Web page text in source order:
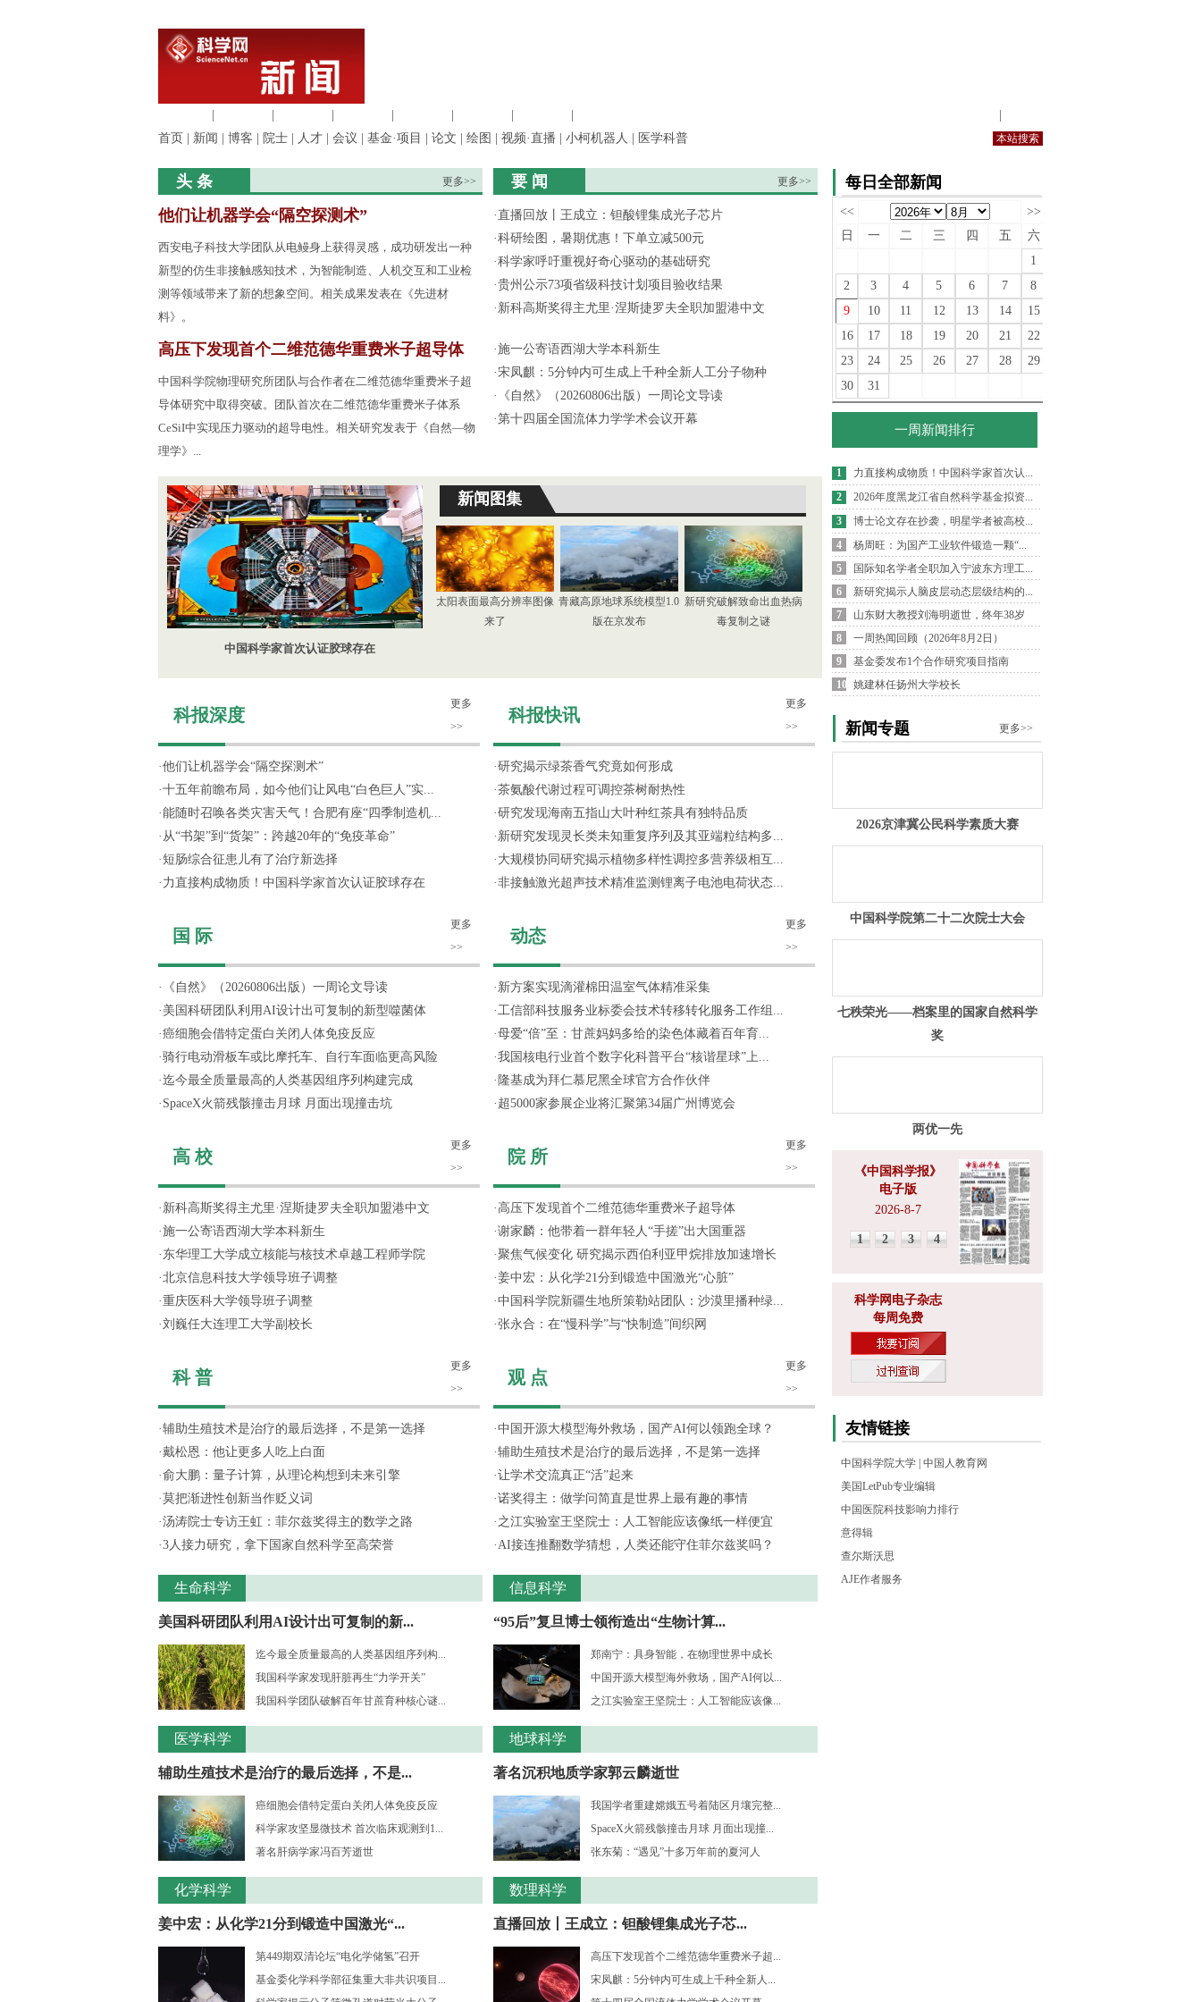
首页
新闻 博客 院士 人才 会议 基金·项目 论文 绘图 视频·直播 小柯机器人 医学科普
头 条 更多>>
他们让机器学会“隔空探测术”
西安电子科技大学团队从电鳗身上获得灵感，成功研发出一种
新型的仿生非接触感知技术，为智能制造、人机交互和工业检
测等领域带来了新的想象空间。相关成果发表在《先进材
料》。
高压下发现首个二维范德华重费米子超导体
中国科学院物理研究所团队与合作者在二维范德华重费米子超
导体研究中取得突破。团队首次在二维范德华重费米子体系
CeSiI中实现压力驱动的超导电性。相关研究发表于《自然—物
理学》...
要 闻 更多>>
·直播回放丨王成立：钽酸锂集成光子芯片
·科研绘图，暑期优惠！下单立减500元
·科学家呼吁重视好奇心驱动的基础研究
·贵州公示73项省级科技计划项目验收结果
· 新科高斯奖得主尤里·涅斯捷罗夫全职加盟港中文
·施一公寄语西湖大学本科新生
·宋凤麒：5分钟内可生成上千种全新人工分子物种
·
《自然》（20260806出版）一周论文导读
·第十四届全国流体力学学术会议开幕
中国科学家首次认证胶球存在
新闻图集
太阳表面最高分辨率图像
来了
青藏高原地球系统模型1.0
版在京发布
新研究破解致命出血热病
毒复制之谜
科报深度
更多
>>
·他们让机器学会“隔空探测术”
·十五年前瞻布局，如今他们让风电“白色巨人”实...
·能随时召唤各类灾害天气！合肥有座“四季制造机...
· 从“书架”到“货架”：跨越20年的“免疫革命”
· 短肠综合征患儿有了治疗新选择
· 力直接构成物质！中国科学家首次认证胶球存在
国 际
更多
>>
·
《自然》（20260806出版）一周论文导读
· 美国科研团队利用AI设计出可复制的新型噬菌体
·癌细胞会借特定蛋白关闭人体免疫反应
·骑行电动滑板车或比摩托车、自行车面临更高风险
·迄今最全质量最高的人类基因组序列构建完成
· SpaceX火箭残骸撞击月球 月面出现撞击坑
高 校
更多
>>
· 新科高斯奖得主尤里·涅斯捷罗夫全职加盟港中文
·施一公寄语西湖大学本科新生
· 东华理工大学成立核能与核技术卓越工程师学院
·北京信息科技大学领导班子调整
·重庆医科大学领导班子调整
·刘巍任大连理工大学副校长
科 普
更多
>>
·辅助生殖技术是治疗的最后选择，不是第一选择
·戴松恩：他让更多人吃上白面
·俞大鹏：量子计算，从理论构想到未来引擎
·莫把渐进性创新当作贬义词
·汤涛院士专访王虹：菲尔兹奖得主的数学之路
·3人接力研究，拿下国家自然科学至高荣誉
生命科学
美国科研团队利用AI设计出可复制的新...
迄今最全质量最高的人类基因组序列构...
我国科学家发现肝脏再生“力学开关”
我国科学团队破解百年甘蔗育种核心谜...
医学科学
辅助生殖技术是治疗的最后选择，不是...
癌细胞会借特定蛋白关闭人体免疫反应
科学家攻坚显微技术 首次临床观测到1...
著名肝病学家冯百芳逝世
化学科学
姜中宏：从化学21分到锻造中国激光“...
第449期双清论坛“电化学储氢”召开
基金委化学科学部征集重大非共识项目...
科报快讯
更多
>>
·研究揭示绿茶香气究竟如何形成
·茶氨酸代谢过程可调控茶树耐热性
·研究发现海南五指山大叶种红茶具有独特品质
· 新研究发现灵长类未知重复序列及其亚端粒结构多...
· 大规模协同研究揭示植物多样性调控多营养级相互...
·非接触激光超声技术精准监测锂离子电池电荷状态...
动态
更多
>>
· 新方案实现滴灌棉田温室气体精准采集
·工信部科技服务业标委会技术转移转化服务工作组...
·母爱“倍”至：甘蔗妈妈多给的染色体藏着百年育...
·我国核电行业首个数字化科普平台“核谐星球”上...
· 隆基成为拜仁慕尼黑全球官方合作伙伴
· 超5000家参展企业将汇聚第34届广州博览会
院 所
更多
>>
· 高压下发现首个二维范德华重费米子超导体
·谢家麟：他带着一群年轻人“手搓”出大国重器
·聚焦气候变化 研究揭示西伯利亚甲烷排放加速增长
·姜中宏：从化学21分到锻造中国激光“心脏”
·中国科学院新疆生地所策勒站团队：沙漠里播种绿...
·张永合：在“慢科学”与“快制造”间织网
观 点
更多
>>
·中国开源大模型海外救场，国产AI何以领跑全球？
·辅助生殖技术是治疗的最后选择，不是第一选择
·让学术交流真正“活”起来
·诺奖得主：做学问简直是世界上最有趣的事情
· 之江实验室王坚院士：人工智能应该像纸一样便宜
·AI接连推翻数学猜想，人类还能守住菲尔兹奖吗？
信息科学
“95后”复旦博士领衔造出“生物计算...
郑南宁：具身智能，在物理世界中成长
中国开源大模型海外救场，国产AI何以...
之江实验室王坚院士：人工智能应该像...
地球科学
著名沉积地质学家郭云麟逝世
我国学者重建嫦娥五号着陆区月壤完整...
SpaceX火箭残骸撞击月球 月面出现撞...
张东菊：“遇见”十多万年前的夏河人
数理科学
直播回放丨王成立：钽酸锂集成光子芯...
高压下发现首个二维范德华重费米子超...
宋凤麒：5分钟内可生成上千种全新人...
每日全部新闻
<<
>>
日
一 二 三 四 五
六
1
2
3 4 5 6 7
8
9
10 11 12 13 14
15
16
17 18 19 20 21
22
23
24 25 26 27 28
29
30
31
一周新闻排行
1
力直接构成物质！中国科学家首次认...
2
2026年度黑龙江省自然科学基金拟资...
3
博士论文存在抄袭，明星学者被高校...
4
杨周旺：为国产工业软件锻造一颗“...
5
国际知名学者全职加入宁波东方理工...
6
新研究揭示人脑皮层动态层级结构的...
7
山东财大教授刘海明逝世，终年38岁
8
一周热闻回顾（2026年8月2日）
9
基金委发布1个合作研究项目指南
10 姚建林任扬州大学校长
新闻专题 更多>>
2026京津冀公民科学素质大赛
中国科学院第二十二次院士大会
七秩荣光——档案里的国家自然科学
奖
两优一先
《中国科学报》
电子版
2026-8-7
1 2 3 4
科学网电子杂志
每周免费
友情链接
中国科学院大学 中国人教育网
美国LetPub专业编辑
中国医院科技影响力排行
意得辑
查尔斯沃思
AJE作者服务